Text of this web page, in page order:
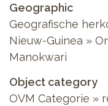
Geographic
Geografische
Nieuw-Guinea »
Manokwari
Object category
OVM Categorie »